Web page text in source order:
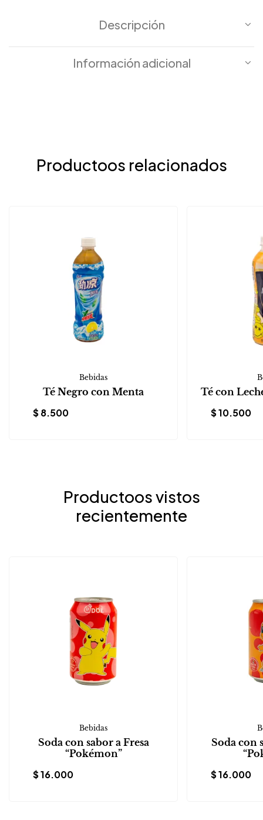
Descripción
Información adicional
Productoos relacionados
Bebidas
Té Negro con Menta
$8.500
Té con
$10.500
Productoos vistos
recientemente
Bebidas
Soda con sabor a Fresa
“Pokémon”
$16.000
Soda con
$16.000